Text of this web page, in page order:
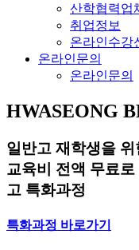
산학협력업
취업정보
온라인수강
온라인문의
온라인문의
HWASEONG
일반고 재학생을
교육비 전액 무료
고 특화과정
특화과정 바로가기